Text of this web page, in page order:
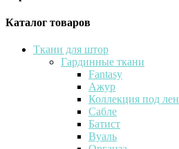
Каталог товаров
Ткани для штор
Гардинные ткани
Fantasy
Ажур
Коллекция под лен
Сабле
Батист
Вуаль